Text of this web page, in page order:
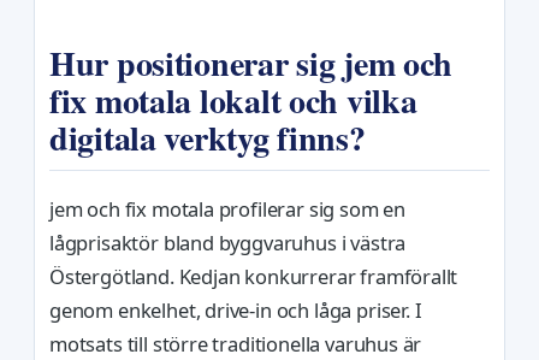
Hur positionerar sig jem och
fix motala lokalt och vilka
digitala verktyg finns?
jem och fix motala profilerar sig som en
lågprisaktör bland byggvaruhus i västra
Östergötland. Kedjan konkurrerar framförallt
genom enkelhet, drive-in och låga priser. I
motsats till större traditionella varuhus är